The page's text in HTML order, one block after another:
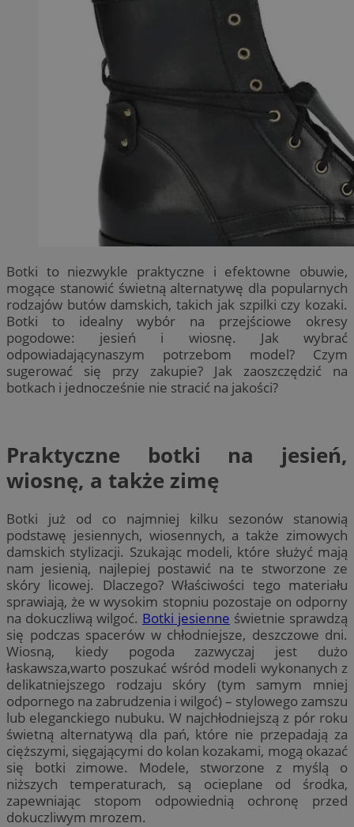
Botki to niezwykle praktyczne i efektowne obuwie,
mogące stanowić świetną alternatywę dla popularnych
rodzajów butów damskich, takich jak szpilki czy kozaki.
Botki to idealny wybór na przejściowe okresy
pogodowe: jesień i wiosnę. Jak wybrać
odpowiadającynaszym potrzebom model? Czym
sugerować się przy zakupie? Jak zaoszczędzić na
botkach i jednocześnie nie stracić na jakości?
Praktyczne botki na jesień,
wiosnę, a także zimę
Botki już od co najmniej kilku sezonów stanowią
podstawę jesiennych, wiosennych, a także zimowych
damskich stylizacji. Szukając modeli, które służyć mają
nam jesienią, najlepiej postawić na te stworzone ze
skóry licowej. Dlaczego? Właściwości tego materiału
sprawiają, że w wysokim stopniu pozostaje on odporny
na dokuczliwą wilgoć. Botki jesienne świetnie sprawdzą
się podczas spacerów w chłodniejsze, deszczowe dni.
Wiosną, kiedy pogoda zazwyczaj jest dużo
łaskawsza,warto poszukać wśród modeli wykonanych z
delikatniejszego rodzaju skóry (tym samym mniej
odpornego na zabrudzenia i wilgoć) – stylowego zamszu
lub eleganckiego nubuku. W najchłodniejszą z pór roku
świetną alternatywą dla pań, które nie przepadają za
cięższymi, sięgającymi do kolan kozakami, mogą okazać
się botki zimowe. Modele, stworzone z myślą o
niższych temperaturach, są ocieplane od środka,
zapewniając stopom odpowiednią ochronę przed
dokuczliwym mrozem.